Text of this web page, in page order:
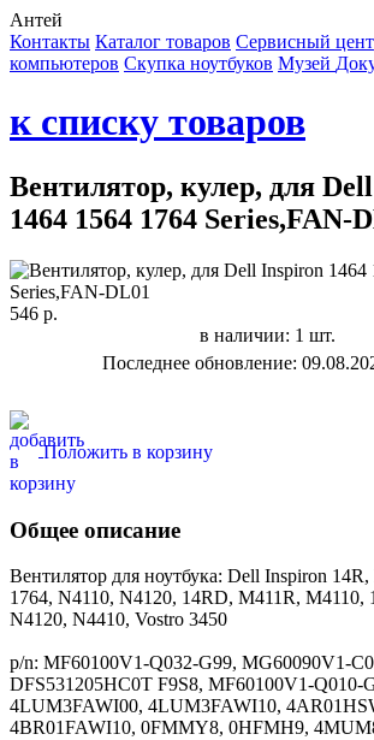
Антей
Контакты Каталог товаров Сервисный
компьютеров Cкупка ноутбуков Музей
к списку товаров
Вентилятор, кулер, для
1464 1564 1764 Series,FAN-
546 р.
в наличии: 1 шт.
Последнее обновление:
Положить в корзину
Общее описание
Вентилятор для ноутбука: Dell Inspiron
1764, N4110, N4120, 14RD, M411R, M4110,
N4120, N4410, Vostro 3450
p/n: MF60100V1-Q032-G99, MG60090V1-
DFS531205HC0T F9S8, MF60100V1-Q010-
4LUM3FAWI00, 4LUM3FAWI10,
4BR01FAWI10, 0FMMY8, 0HFMH9,